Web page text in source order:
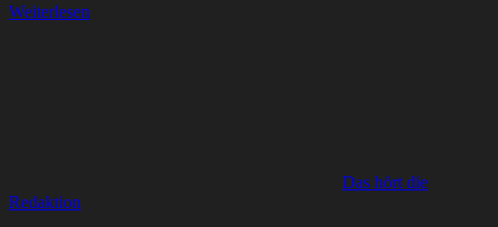
Weiterlesen
Das hört die
Redaktion